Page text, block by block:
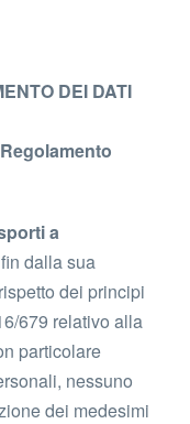
DEI DATI
a
fin dalla sua
dei principi
679 relativo alla
particolare
nessuno
dei medesimi